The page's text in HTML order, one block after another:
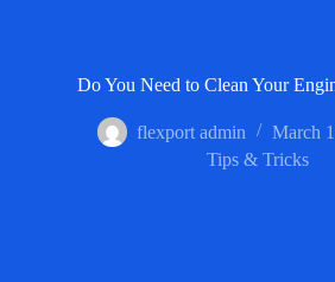
Do You Need to Clean Your
flexport admin
March
Tips & Tricks